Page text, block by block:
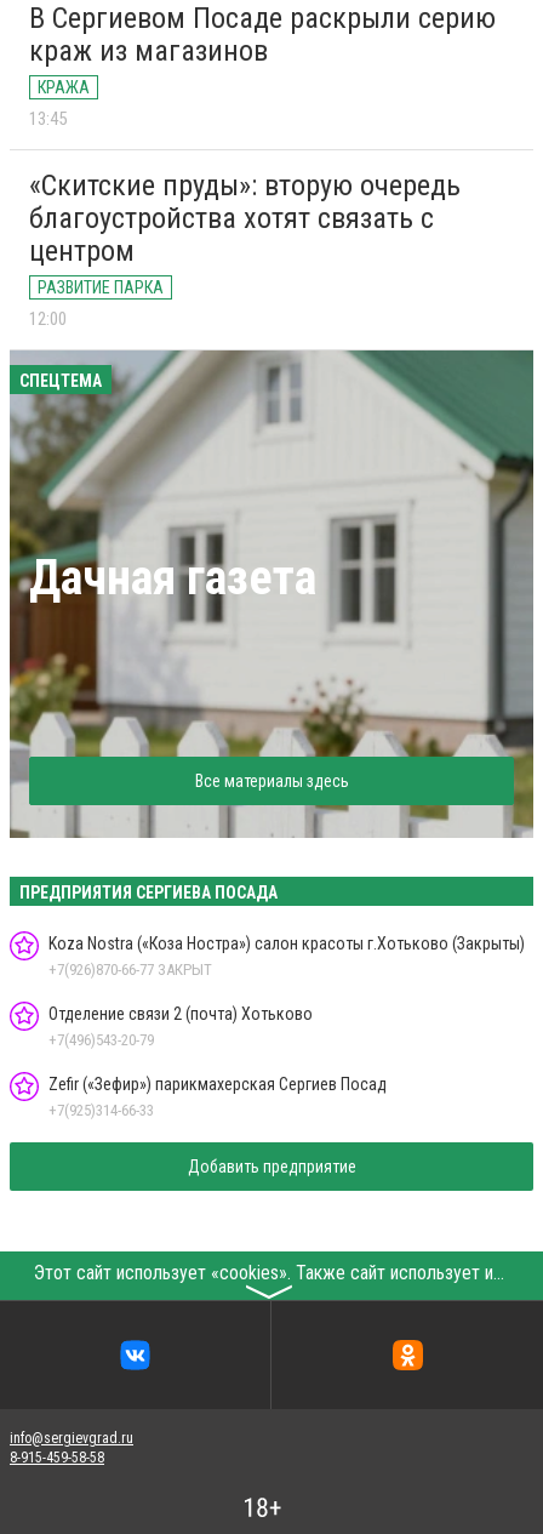
В Сергиевом Посаде раскрыли серию
краж из магазинов
КРАЖА
13:45
«Скитские пруды»: вторую очередь
благоустройства хотят связать с
центром
РАЗВИТИЕ ПАРКА
12:00
СПЕЦТЕМА
Дачная газета
Все материалы здесь
ПРЕДПРИЯТИЯ СЕРГИЕВА ПОСАДА
Koza Nostra («Коза Ностра») салон красоты г.Хотьково (Закрыты)
+7(926)870-66-77 ЗАКРЫТ
Отделение связи 2 (почта) Хотьково
+7(496)543-20-79
Zefir («Зефир») парикмахерская Сергиев Посад
+7(925)314-66-33
Добавить предприятие
Этот сайт использует «cookies». Также сайт использует интернет-сервис для сбора технических данных касательно посетителей с целью получения маркетинговой и статистической информации. Условия обработки данных посетителей сайта см.
〉
info@sergievgrad.ru
8-915-459-58-58